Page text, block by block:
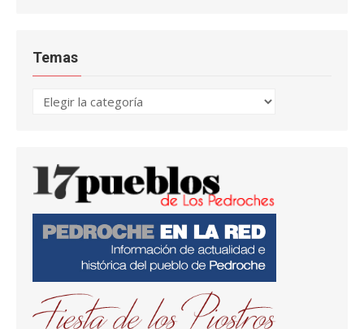
Temas
Temas